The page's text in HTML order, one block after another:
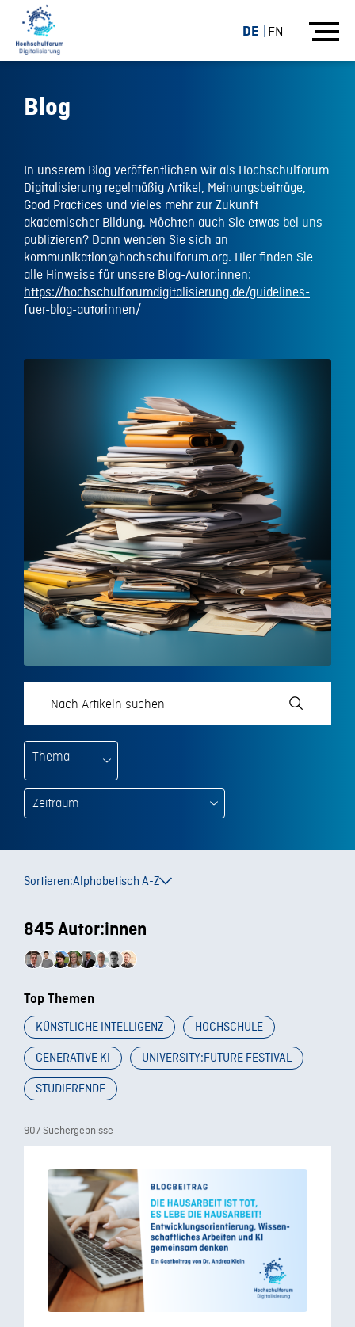
DE EN
Blog
In unserem Blog veröffentlichen wir als Hochschulforum
Digitalisierung regelmäßig Artikel, Meinungsbeiträge,
Good Practices und vieles mehr zur Zukunft
akademischer Bildung. Möchten auch Sie etwas bei uns
publizieren? Dann wenden Sie sich an
kommunikation@hochschulforum.org. Hier finden Sie
alle Hinweise für unsere Blog-Autor:innen:
https://hochschulforumdigitalisierung.de/guidelines-
fuer-blog-autorinnen/
Thema
Sortieren:Alphabetisch A-Z
907 Suchergebnisse
845 Autor:innen
Top Themen
KÜNSTLICHE INTELLIGENZ
HOCHSCHULE
GENERATIVE KI
UNIVERSITY:FUTURE FESTIVAL
STUDIERENDE